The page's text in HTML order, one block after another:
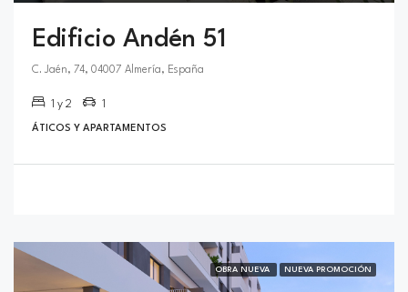
Edificio Andén 51
C. Jaén, 74, 04007 Almería, España
1 y 2 1
ÁTICOS Y APARTAMENTOS
OBRA NUEVA NUEVA PROMOCIÓN